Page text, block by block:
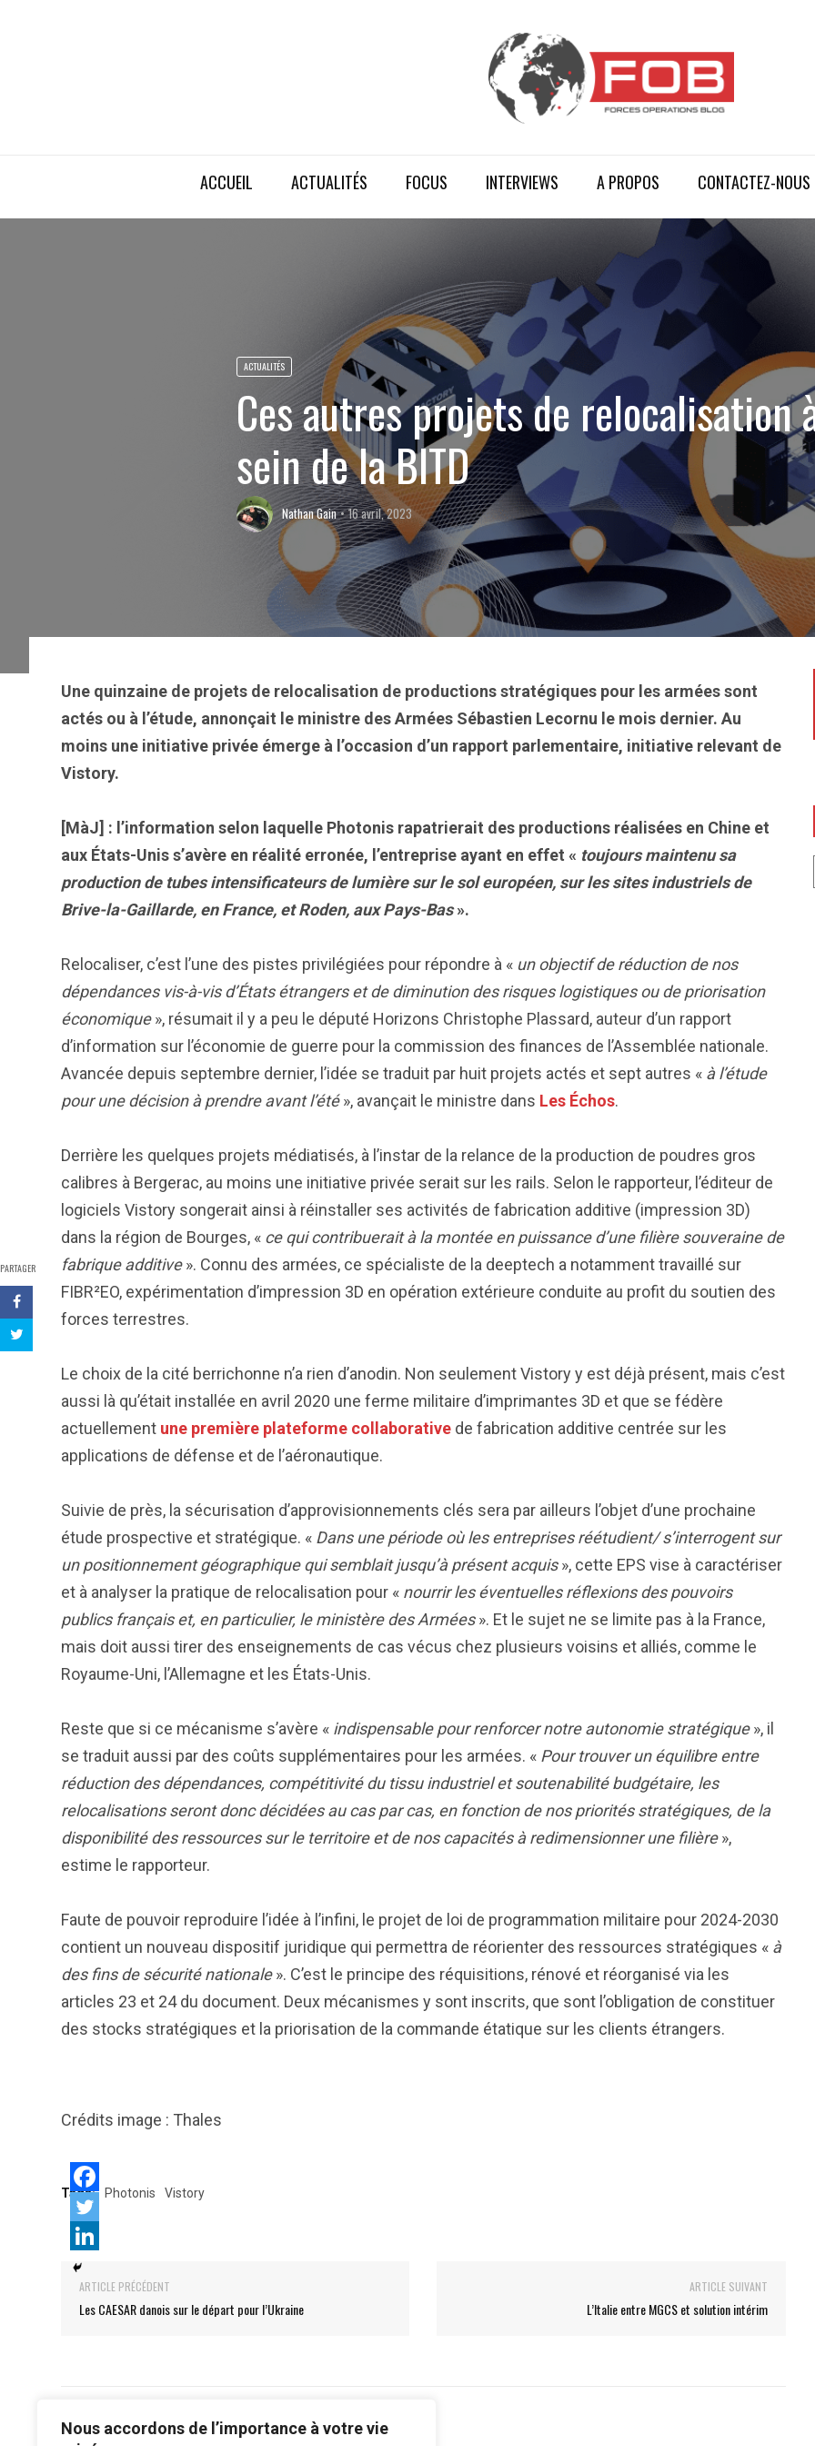
Nous accordons de l’importance à votre vie
ACCUEIL ACTUALITÉS FOCUS INTERVIEWS A PROPOS CONTACTEZ-NOUS
ACTUALITÉS
Ces autres projets de relocalisation
sein de la BITD
Nathan Gain 16 avril, 2023
PARTAGER
Une quinzaine de projets de relocalisation de productions stratégiques pour les armées sont
actés ou à l’étude, annonçait le ministre des Armées Sébastien Lecornu le mois dernier. Au
moins une initiative privée émerge à l’occasion d’un rapport parlementaire, initiative relevant de
Vistory.
[MàJ] : l’information selon laquelle Photonis rapatrierait des productions réalisées en Chine et
aux États-Unis s’avère en réalité erronée, l’entreprise ayant en effet « toujours maintenu sa
production de tubes intensificateurs de lumière sur le sol européen, sur les sites industriels de
Brive-la-Gaillarde, en France, et Roden, aux Pays-Bas».
Relocaliser, c’est l’une des pistes privilégiées pour répondre à « un objectif de réduction de nos
dépendances vis-à-vis d’États étrangers et de diminution des risques logistiques ou de priorisation
économique», résumait il y a peu le député Horizons Christophe Plassard, auteur d’un rapport
d’information sur l’économie de guerre pour la commission des finances de l’Assemblée nationale.
Avancée depuis septembre dernier, l’idée se traduit par huit projets actés et sept autres « à l’étude
pour une décision à prendre avant l’été», avançait le ministre dans Les Échos.
Derrière les quelques projets médiatisés, à l’instar de la relance de la production de poudres gros
calibres à Bergerac, au moins une initiative privée serait sur les rails. Selon le rapporteur, l’éditeur de
logiciels Vistory songerait ainsi à réinstaller ses activités de fabrication additive (impression 3D)
dans la région de Bourges, « ce qui contribuerait à la montée en puissance d’une filière souveraine de
fabrique additive». Connu des armées, ce spécialiste de la deeptech a notamment travaillé sur
FIBR²EO, expérimentation d’impression 3D en opération extérieure conduite au profit du soutien des
forces terrestres.
Le choix de la cité berrichonne n’a rien d’anodin. Non seulement Vistory y est déjà présent, mais c’est
aussi là qu’était installée en avril 2020 une ferme militaire d’imprimantes 3D et que se fédère
actuellement une première plateforme collaborative de fabrication additive centrée sur les
applications de défense et de l’aéronautique.
Suivie de près, la sécurisation d’approvisionnements clés sera par ailleurs l’objet d’une prochaine
étude prospective et stratégique. « Dans une période où les entreprises réétudient/ s’interrogent sur
un positionnement géographique qui semblait jusqu’à présent acquis», cette EPS vise à caractériser
et à analyser la pratique de relocalisation pour « nourrir les éventuelles réflexions des pouvoirs
publics français et, en particulier, le ministère des Armées». Et le sujet ne se limite pas à la France,
mais doit aussi tirer des enseignements de cas vécus chez plusieurs voisins et alliés, comme le
Royaume-Uni, l’Allemagne et les États-Unis.
Reste que si ce mécanisme s’avère « indispensable pour renforcer notre autonomie stratégique», il
se traduit aussi par des coûts supplémentaires pour les armées. « Pour trouver un équilibre entre
réduction des dépendances, compétitivité du tissu industriel et soutenabilité budgétaire, les
relocalisations seront donc décidées au cas par cas, en fonction de nos priorités stratégiques, de la
disponibilité des ressources sur le territoire et de nos capacités à redimensionner une filière»,
estime le rapporteur.
Faute de pouvoir reproduire l’idée à l’infini, le projet de loi de programmation militaire pour 2024-2030
contient un nouveau dispositif juridique qui permettra de réorienter des ressources stratégiques « à
des fins de sécurité nationale». C’est le principe des réquisitions, rénové et réorganisé via les
articles 23 et 24 du document. Deux mécanismes y sont inscrits, que sont l’obligation de constituer
des stocks stratégiques et la priorisation de la commande étatique sur les clients étrangers.
Crédits image : Thales
Tags: Photonis Vistory
ARTICLE PRÉCÉDENT
Les CAESAR danois sur le départ pour l’Ukraine
ARTICLE SUIVANT
L’Italie entre MGCS et solution intérim